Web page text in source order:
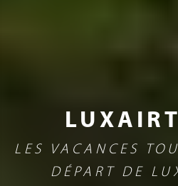
LES VACANCES
DÉPART DE